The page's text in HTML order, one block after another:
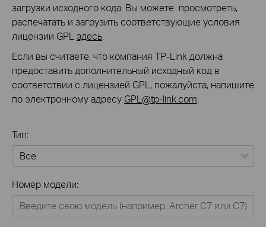
загрузки исходного кода. Вы можете просмотреть,
распечатать и загрузить соответствующие условия
лицензии GPL здесь
Если вы считаете, что компания TP-Link должна
предоставить дополнительный исходный код в
соответствии с лицензией GPL, пожалуйста, напишите
по электронному адресу GPL@tp-link.com
Тип:
Для дома
Умный дом
Номер модели: